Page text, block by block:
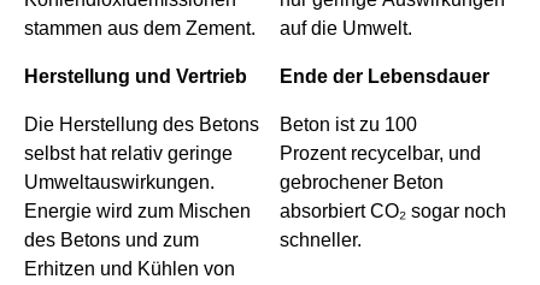
stammen aus dem Zement.
Herstellung und Vertrieb
Die Herstellung des Betons
selbst hat relativ geringe
Umweltauswirkungen.
Energie wird zum Mischen
des Betons und zum
Erhitzen und Kühlen von
auf die Umwelt.
Ende der Lebensdauer
Beton ist zu 100
Prozent recycelbar, und
gebrochener Beton
absorbiert CO₂ sogar noch
schneller.